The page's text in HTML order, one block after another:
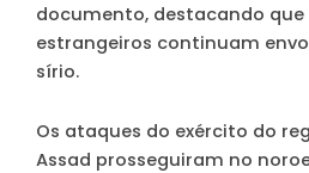
documento, destacando que
estrangeiros continuam
sírio.
Os ataques do exército do
Assad prosseguiram no